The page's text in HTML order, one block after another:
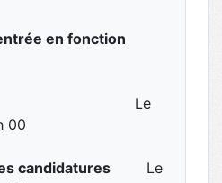
en fonction
Le
00
candidatures Le